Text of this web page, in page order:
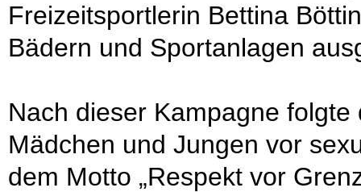
Freizeitsportlerin Bettina
Bädern und Sportanlagen
Nach dieser Kampagne
Mädchen und Jungen vor
dem Motto „Respekt vor